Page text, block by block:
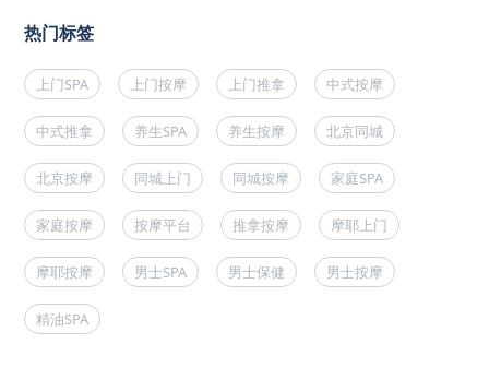
热门标签
上门SPA 上门按摩 上门推拿 中式按摩
中式推拿 养生SPA 养生按摩 北京同城
北京按摩 同城上门 同城按摩 家庭SPA
家庭按摩 按摩平台 推拿按摩 摩耶上门
摩耶按摩 男士SPA 男士保健 男士按摩
精油SPA